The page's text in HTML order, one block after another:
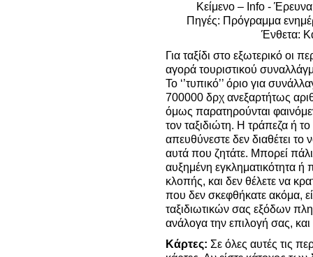
Κείμενο – Info -
Πηγές: Πρόγραμμα
Ένθετα:
Για ταξίδι στο εξωτερικό οι
αγορά τουριστικού
Το ‘’τυπικό’’ όριο για
700000 δρχ ανεξαρτήτως
όμως παρατηρούνται
τον ταξιδιώτη. Η τράπεζα ή
απευθύνεστε δεν διαθέτει το
αυτά που ζητάτε. Μπορεί
αυξημένη εγκληματικότητα
κλοπής, και δεν θέλετε να
που δεν σκεφθήκατε ακόμα,
ταξιδιωτικών σας εξόδων
ανάλογα την επιλογή σας, και
Κάρτες: Σε όλες αυτές τις